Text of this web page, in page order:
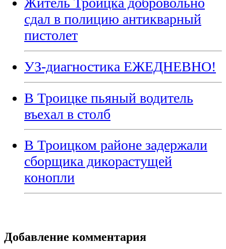
сдал в полицию антикварный
пистолет
УЗ-диагностика ЕЖЕДНЕВНО!
В Троицке пьяный водитель
въехал в столб
В Троицком районе задержали
сборщика дикорастущей
конопли
Добавление комментария